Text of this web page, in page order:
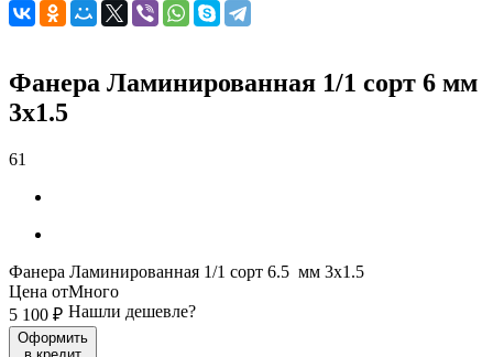
Фанера Ламинированная 1/1 сорт 6 мм
3х1.5
61
Фанера Ламинированная 1/1 сорт 6.5 мм 3х1.5
Цена от
5 100 ₽
Оформить
Много
Нашли дешевле?